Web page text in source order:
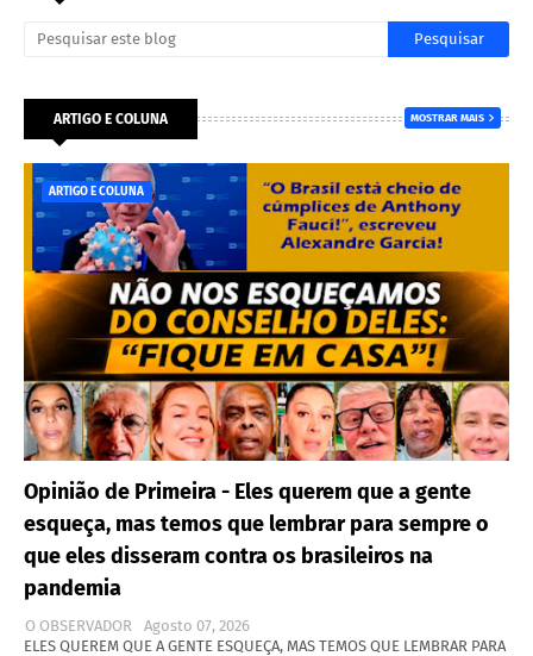
ARTIGO E COLUNA MOSTRAR MAIS
ARTIGO E COLUNA
Opinião de Primeira - Eles querem que a gente
esqueça, mas temos que lembrar para sempre o
que eles disseram contra os brasileiros na
pandemia
O OBSERVADOR
Agosto 07, 2026
ELES QUEREM QUE A GENTE ESQUEÇA, MAS TEMOS QUE LEMBRAR PARA